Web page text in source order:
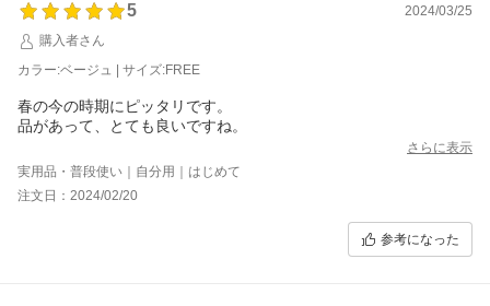
5
2024/03/25
購入者さん
カラー:ベージュ | サイズ:FREE
春の今の時期にピッタリです。
品があって、とても良いですね。
さらに表示
実用品・普段使い｜自分用｜はじめて
注文日：2024/02/20
参考になった